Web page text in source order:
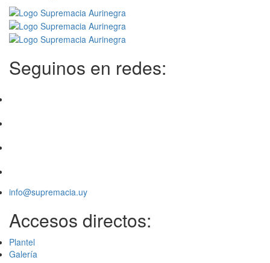
Seguinos en redes:
info@supremacia.uy
Accesos directos:
Plantel
Galería